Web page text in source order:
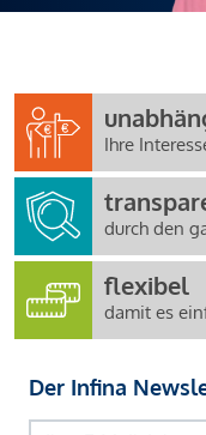
Ihre
durch den
flexibel
damit es
Der Infina